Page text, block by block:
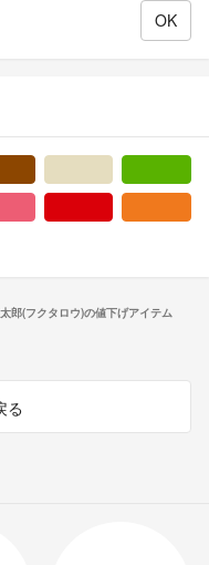
ラー
郎(フクタロウ)の値下げアイテム
る